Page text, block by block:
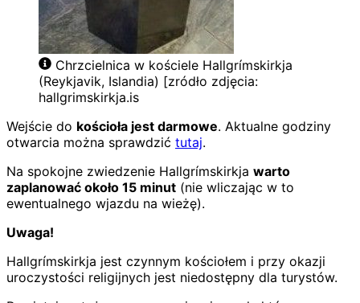
Chrzcielnica w kościele Hallgrímskirkja
(Reykjavik, Islandia) [zródło zdjęcia:
hallgrimskirkja.is
Wejście do kościoła jest darmowe. Aktualne godziny
otwarcia można sprawdzić tutaj.
Na spokojne zwiedzenie Hallgrímskirkja warto
zaplanować około 15 minut (nie wliczając w to
ewentualnego wjazdu na wieżę).
Uwaga!
Hallgrímskirkja jest czynnym kościołem i przy okazji
uroczystości religijnych jest niedostępny dla turystów.